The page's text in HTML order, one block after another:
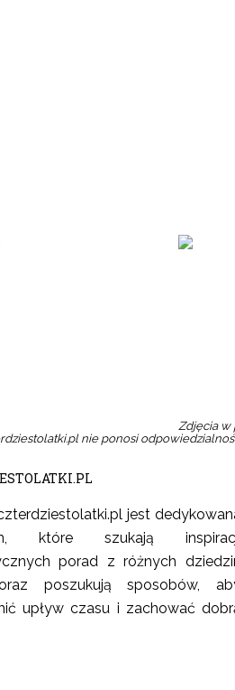
Zdjęcia w
nie ponosi
jest
które szukają
porad z różnych
poszukują sposobów,
upływ czasu i zachować